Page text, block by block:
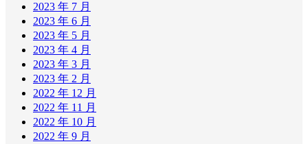
2023 年 7 月
2023 年 6 月
2023 年 5 月
2023 年 4 月
2023 年 3 月
2023 年 2 月
2022 年 12 月
2022 年 11 月
2022 年 10 月
2022 年 9 月